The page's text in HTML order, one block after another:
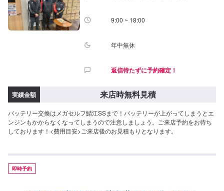
9:00 ~ 18:00
年中無休
返信待たずに予約確定！
実績金額 来店時無料見積
バッテリー交換はメガセルフ鯖江SSまで！バッテリーが上がってしまうとエ
ンジンもかからなくなってしまうので注意しましょう。ご来店予約をお待ち
しております！<費用目安>ご来店後のお見積もりとなります。
即時予約